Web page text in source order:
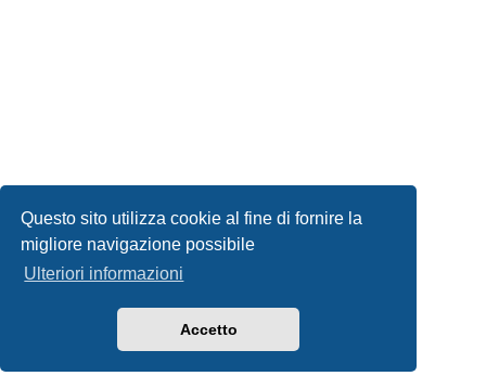
Questo sito utilizza cookie al fine di fornire la
migliore navigazione possibile
Ulteriori informazioni
Accetto